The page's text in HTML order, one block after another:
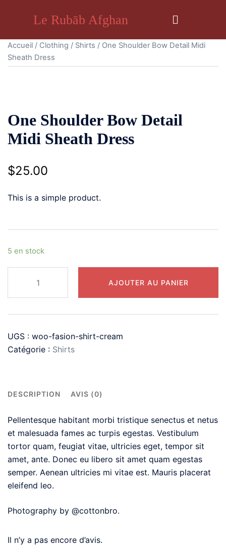
Le Rubāb Afghan
Accueil / Clothing / Shirts / One Shoulder Bow Detail Midi
Sheath Dress
One Shoulder Bow Detail
Midi Sheath Dress
$25.00
This is a simple product.
5 en stock
AJOUTER AU PANIER
UGS : woo-fasion-shirt-cream
Catégorie : Shirts
DESCRIPTION AVIS (0)
Pellentesque habitant morbi tristique senectus et netus
et malesuada fames ac turpis egestas. Vestibulum
tortor quam, feugiat vitae, ultricies eget, tempor sit
amet, ante. Donec eu libero sit amet quam egestas
semper. Aenean ultricies mi vitae est. Mauris placerat
eleifend leo.
Photography by @cottonbro.
Il n’y a pas encore d’avis.